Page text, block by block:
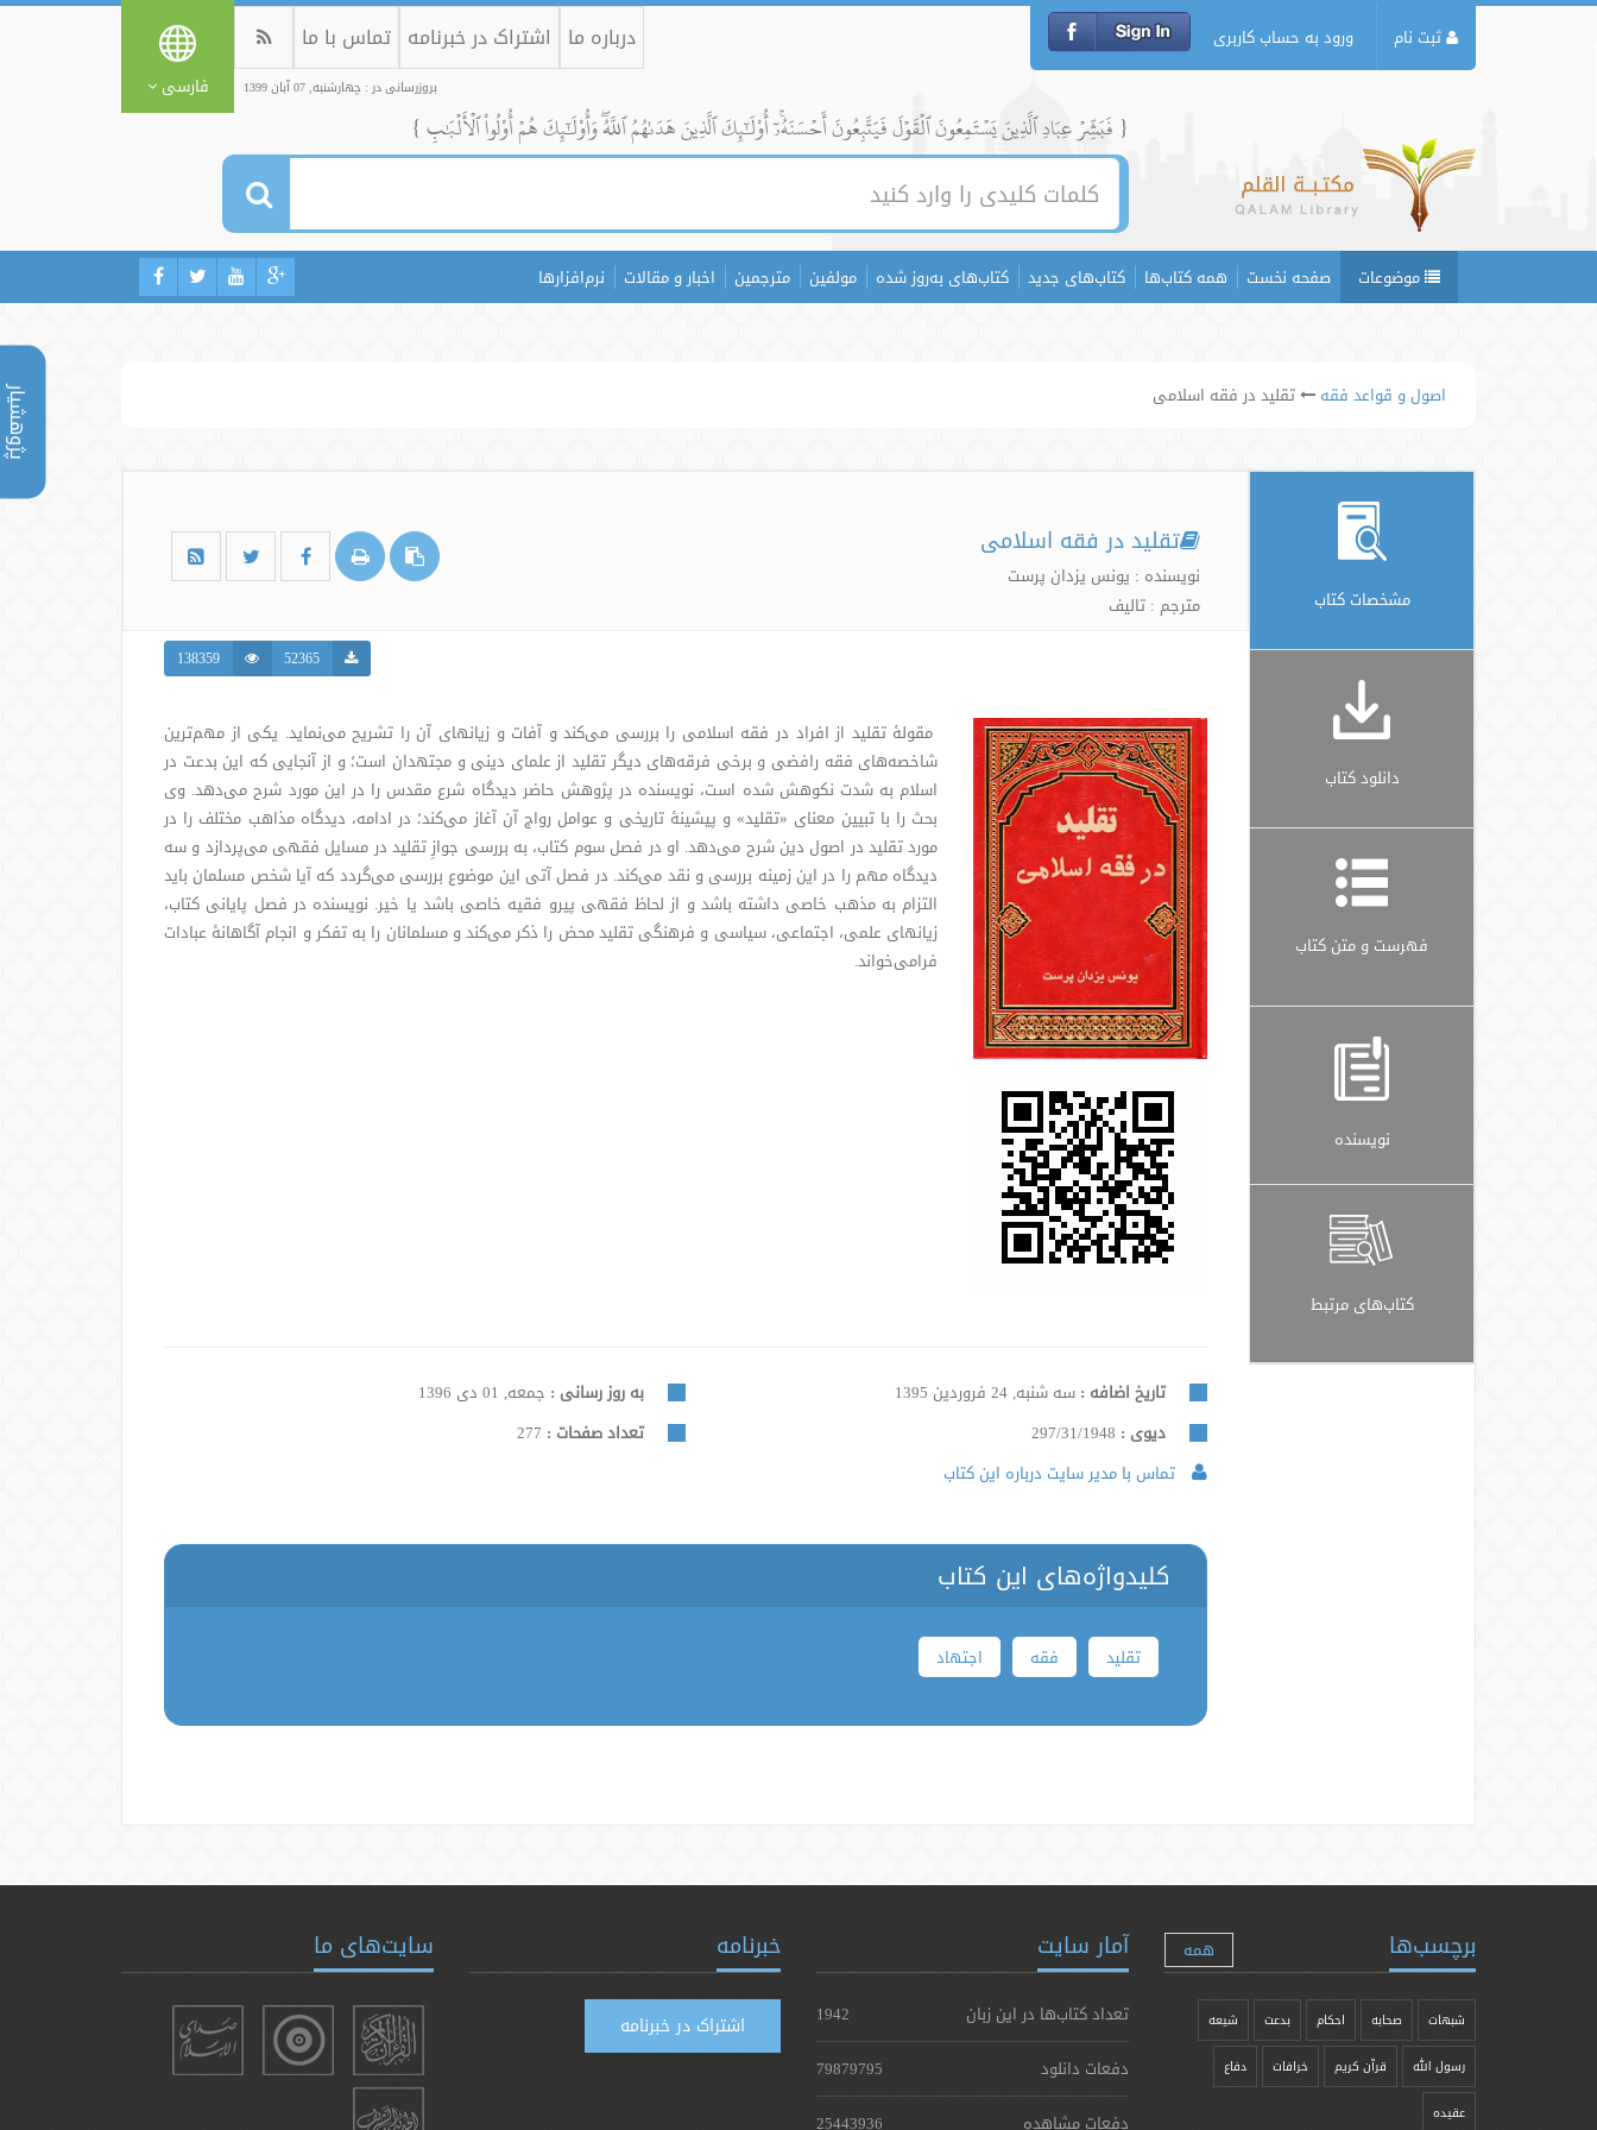
پژوهشیار
ثبت نام ورود به حساب کاربری درباره ما اشتراک در خبرنامه تماس با ما
بروزرسانی در : چهارشنبه, 07 آبان 1399 فارسی
{ فَبَشِّرۡ عِبَادِ ٱلَّذِينَ يَسۡتَمِعُونَ ٱلۡقَوۡلَ فَيَتَّبِعُونَ أَحۡسَنَهُۥٓۚ أُوْلَٰٓئِكَ ٱلَّذِينَ هَدَىٰهُمُ ٱللَّهُۖ وَأُوْلَٰٓئِكَ هُمۡ أُوْلُواْ ٱلۡأَلۡبَٰبِ }
موضوعات صفحه نخست همه کتاب‌ها کتاب‌های جدید کتاب‌های به‌روز شده مولفین مترجمین اخبار و مقالات نرم‌افزارها
اصول و قواعد فقه تقلید در فقه اسلامی
مشخصات کتاب
دانلود کتاب
فهرست و متن کتاب
نویسنده
کتاب‌های مرتبط
تقلید در فقه اسلامی
نویسنده : یونس یزدان پرست
مترجم : تالیف
52365
138359
مقولۀ تقلید از افراد در فقه اسلامی را بررسی می‌کند و آفات و زیانهای آن را تشریح می‌نماید. یکی از مهم‌ترین
شاخصه‌های فقه رافضی و برخی فرقه‌های دیگر تقلید از علمای دینی و مجتهدان است؛ و از آنجایی که این بدعت در
اسلام به شدت نکوهش شده است، نویسنده در پژوهش حاضر دیدگاه شرع مقدس را در این مورد شرح می‌دهد. وی
بحث را با تبیین معنای «تقلید» و پیشینۀ تاریخی و عوامل رواج آن آغاز می‌کند؛ در ادامه، دیدگاه مذاهب مختلف را در
مورد تقلید در اصول دین شرح می‌دهد. او در فصل سوم کتاب، به بررسی جوازِ تقلید در مسایل فقهی می‌پردازد و سه
دیدگاه مهم را در این زمینه بررسی و نقد می‌کند. در فصل آتی این موضوع بررسی می‌گردد که آیا شخص مسلمان باید
التزام به مذهب خاصی داشته باشد و از لحاظ فقهی پیرو فقیه خاصی باشد یا خیر. نویسنده در فصل پایانی کتاب،
زیانهای علمی، اجتماعی، سیاسی و فرهنگی تقلید محض را ذکر می‌کند و مسلمانان را به تفکر و انجام آگاهانۀ عبادات
فرامی‌خواند.
تاریخ اضافه : سه شنبه, 24 فروردین 1395 به روز رسانی : جمعه, 01 دی 1396
دیوی : 297/31/1948 تعداد صفحات :
تماس با مدیر سایت درباره این کتاب
کلیدواژه‌های این کتاب
تقلید فقه اجتهاد
برچسب‌ها همه
شبهات صحابه احکام بدعت شیعه
رسول الله قرآن کریم خرافات دفاع
عقیده
آمار سایت
تعداد کتاب‌ها در این زبان
1942
دفعات دانلود
79879795
دفعات مشاهده
25443936
خبرنامه
اشتراک در خبرنامه
سایت‌های ما